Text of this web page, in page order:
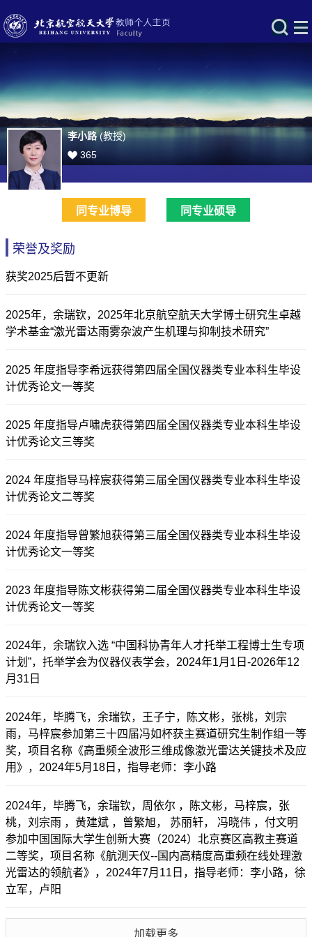
李小路(教授)
365
同专业博导 同专业硕导
荣誉及奖励
获奖2025后暂不更新
2025年，余瑞钦，2025年北京航空航天大学博士研究生卓越
学术基金“激光雷达雨雾杂波产生机理与抑制技术研究”
2025 年度指导李希远获得第四届全国仪器类专业本科生毕设
计优秀论文一等奖
2025 年度指导卢啸虎获得第四届全国仪器类专业本科生毕设
计优秀论文三等奖
2024 年度指导马梓宸获得第三届全国仪器类专业本科生毕设
计优秀论文二等奖
2024 年度指导曾繁旭获得第三届全国仪器类专业本科生毕设
计优秀论文一等奖
2023 年度指导陈文彬获得第二届全国仪器类专业本科生毕设
计优秀论文一等奖
2024年，余瑞钦入选 “中国科协青年人才托举工程博士生专项
计划”，托举学会为仪器仪表学会，2024年1月1日-2026年12
月31日
2024年，毕腾飞，余瑞钦，王子宁，陈文彬，张桃，刘宗
雨，马梓宸参加第三十四届冯如杯获主赛道研究生制作组一等
奖，项目名称《高重频全波形三维成像激光雷达关键技术及应
用》，2024年5月18日，指导老师：李小路
2024年，毕腾飞，余瑞钦，周依尔 ，陈文彬，马梓宸，张
桃，刘宗雨 ，黄建斌 ，曾繁旭， 苏丽轩， 冯晓伟 ，付文明
参加中国国际大学生创新大赛（2024）北京赛区高教主赛道
二等奖，项目名称《航测天仪--国内高精度高重频在线处理激
光雷达的领航者》，2024年7月11日，指导老师：李小路，徐
立军，卢阳
加载更多